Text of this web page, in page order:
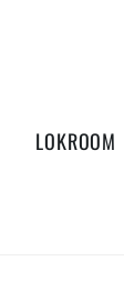
LOKROOM